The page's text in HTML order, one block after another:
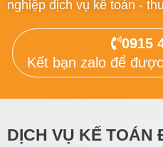
nghiệp dịch vụ kế toán -
0915
Kết bạn zalo để
DỊCH VỤ KẾ TOÁN